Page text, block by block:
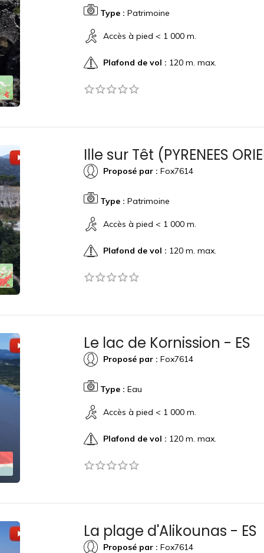
Type : Patrimoine
Accès à pied < 1 000 m.
Plafond de vol : 120 m. max.
Ille sur Têt (PYRENEES
Proposé par : Fox7614
Type : Patrimoine
Accès à pied < 1 000 m.
Plafond de vol : 120 m. max.
Le lac de Kornission - ES
Proposé par : Fox7614
Type : Eau
Accès à pied < 1 000 m.
Plafond de vol : 120 m. max.
La plage d'Alikounas - ES
Proposé par : Fox7614